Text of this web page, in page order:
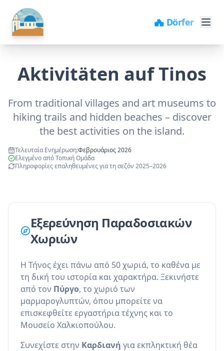
🏖️ Strände
Aktivitäten auf Tinos
From traditional villages and art museums to
hiking trails and hidden beaches – discover
the best activities on the island.
Τελευταία Ενημέρωση:Φεβρουάριος 2026
Ελεγμένο από Τοπική Ομάδα
Πληροφορίες επαληθευμένες για τη σεζόν 2025–2026
Εξερεύνηση Παραδοσιακών
Χωριών
Η Τήνος έχει πάνω από 50 χωριά, το καθένα με
τη δική του ιστορία και χαρακτήρα. Ξεκινήστε
από τον Πύργο, το χωριό των
μαρμαρογλυπτών, όπου μπορείτε να
επισκεφθείτε εργαστήρια τέχνης και το
Μουσείο Χαλκιοπούλου.
Συνεχίστε στην Καρδιανή για εκπληκτική θέα